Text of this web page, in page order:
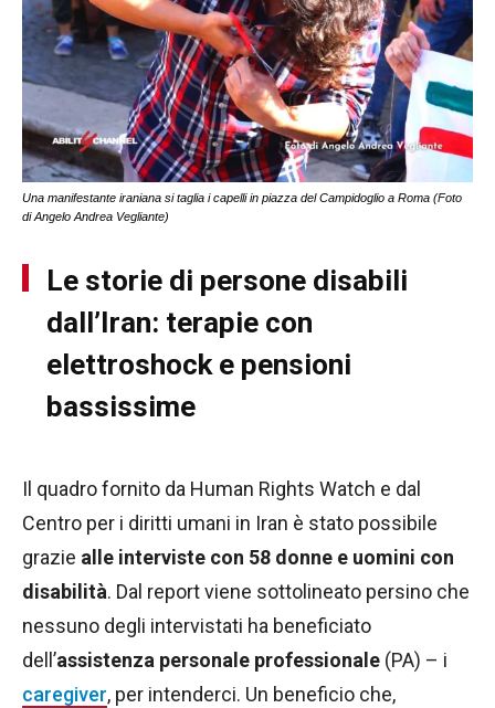
Una manifestante iraniana si taglia i capelli in piazza del Campidoglio a Roma (Foto
di Angelo Andrea Vegliante)
Le storie di persone disabili
dall’Iran: terapie con
elettroshock e pensioni
bassissime
Il quadro fornito da Human Rights Watch e dal
Centro per i diritti umani in Iran è stato possibile
grazie alle interviste con 58 donne e uomini con
disabilità. Dal report viene sottolineato persino che
nessuno degli intervistati ha beneficiato
dell’assistenza personale professionale (PA) – i
caregiver, per intenderci. Un beneficio che,